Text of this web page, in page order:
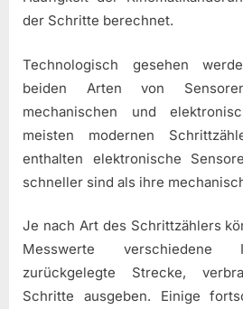
der Schritte berechnet.
Technologisch gesehen
beiden Arten von
mechanischen und
meisten modernen
enthalten elektronische
schneller sind als ihre
Je nach Art des Schrittzählers
Messwerte verschiedene
zurückgelegte Strecke,
Schritte ausgeben. Einige